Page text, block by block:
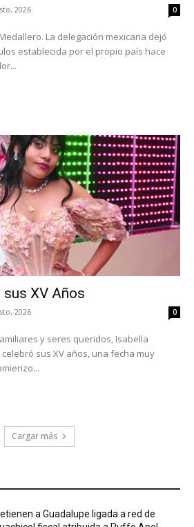
2026 0
mexicana dejó
establecida por el propio país hace
XV Años
2026 0
y seres queridos, Isabella
sus XV años, una fecha muy
Cargar más
a Guadalupe ligada a red de